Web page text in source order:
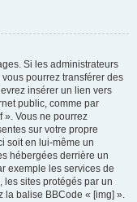
Si les administrateurs
pourrez transférer des
insérer un lien vers
public, comme par
». Vous ne pourrez
sur votre propre
soit en lui-même un
hébergées derrière un
exemple les services de
les sites protégés par un
la balise BBCode « [img] ».